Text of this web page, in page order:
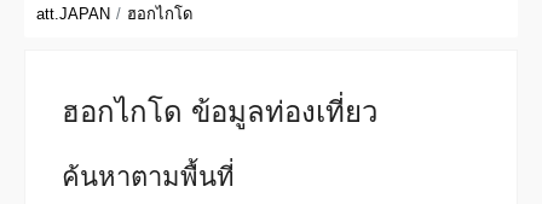
att.JAPAN ฮอกไกโด
ฮอกไกโด ข้อมูลท่องเที่ยว
ค้นหาตามพื้นที่